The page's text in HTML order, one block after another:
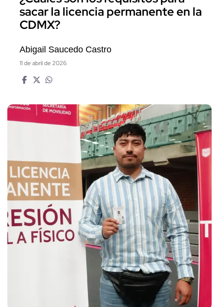
sacar la licencia permanente en la
CDMX?
Abigail Saucedo Castro
11 de abril de 2026